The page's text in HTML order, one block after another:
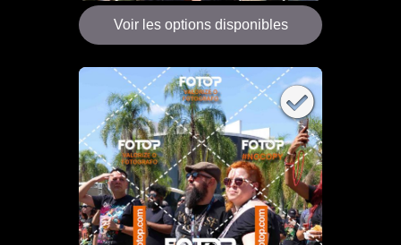
Voir les options disponibles